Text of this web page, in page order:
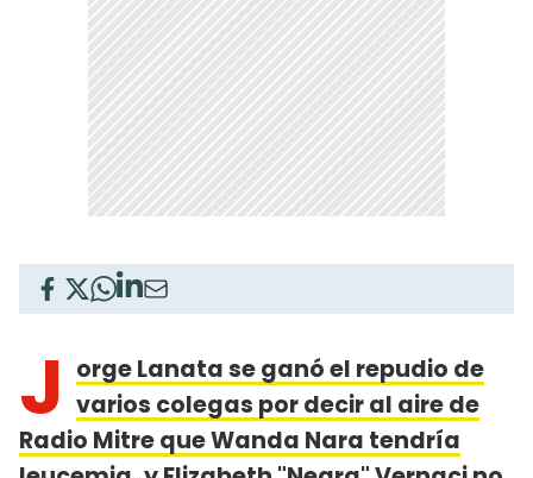
J orge Lanata se ganó el repudio de
varios colegas por decir al aire de
Radio Mitre que Wanda Nara tendría